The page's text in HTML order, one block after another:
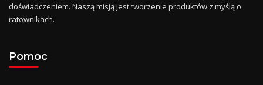
doświadczeniem. Naszą misją jest tworzenie produktów z myślą o
ratownikach.
Pomoc